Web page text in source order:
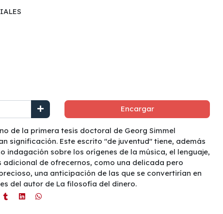
Encargar
de la primera tesis doctoral de Georg Simmel
significación. Este escrito "de juventud" tiene, además
indagación sobre los orígenes de la música, el lenguaje,
de ofrecernos, como una delicada pero
una anticipación de las que se convertirían en
del autor de La filosofía del dinero.